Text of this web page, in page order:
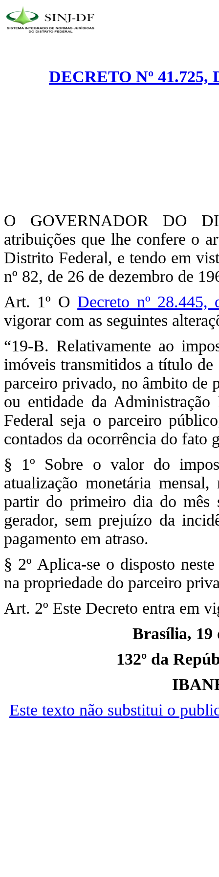
DECRETO Nº 41.725,
O GOVERNADOR DO
atribuições que lhe confere o
Distrito Federal, e tendo em
nº 82, de 26 de dezembro de
Art. 1º O Decreto nº 28.445,
vigorar com as seguintes
“19-B. Relativamente ao
imóveis transmitidos a título
parceiro privado, no âmbito de
ou entidade da
Federal seja o parceiro
contados da ocorrência do fato
§ 1º Sobre o valor do
atualização monetária
partir do primeiro dia do mês
gerador, sem prejuízo da
pagamento em atraso.
§ 2º Aplica-se o disposto
na propriedade do parceiro
Art. 2º Este Decreto entra em
Brasília, 19
132º da
Este texto não substitui o